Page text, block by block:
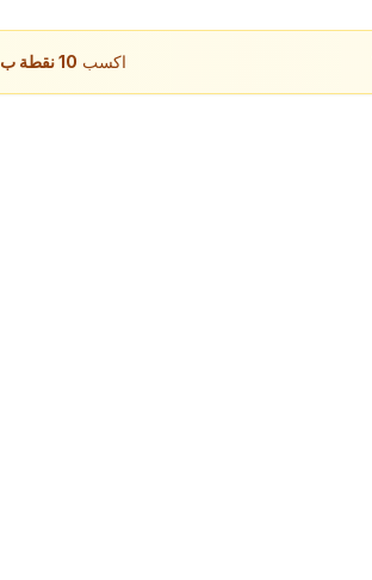
اكسب 10نقطة ب